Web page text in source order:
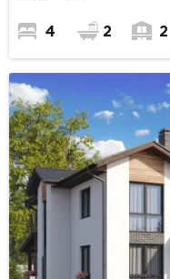
4 2 2